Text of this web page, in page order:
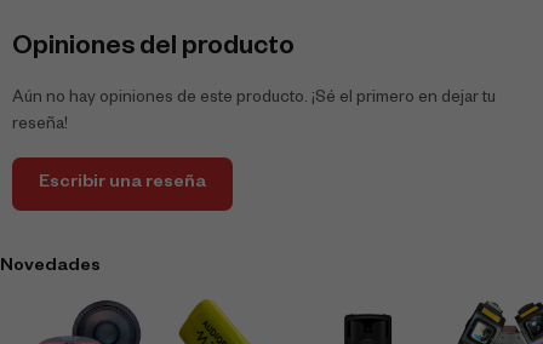
Opiniones del producto
Aún no hay opiniones de este producto. ¡Sé el primero en dejar tu
reseña!
Escribir una reseña
Novedades